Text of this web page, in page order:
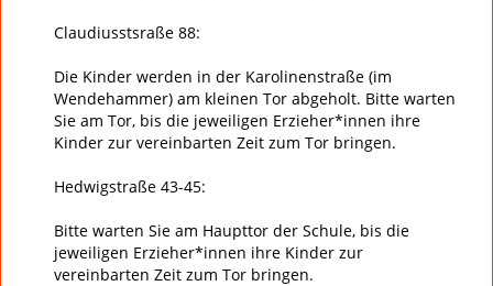
Claudiusstsraße 88:
Die Kinder werden in der Karolinenstraße (im
Wendehammer) am kleinen Tor abgeholt. Bitte warten
Sie am Tor, bis die jeweiligen Erzieher*innen ihre
Kinder zur vereinbarten Zeit zum Tor bringen.
Hedwigstraße 43-45:
Bitte warten Sie am Haupttor der Schule, bis die
jeweiligen Erzieher*innen ihre Kinder zur
vereinbarten Zeit zum Tor bringen.